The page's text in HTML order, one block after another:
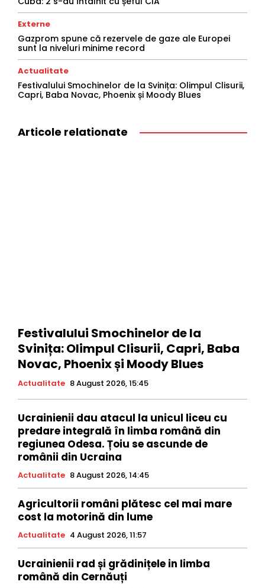
Externe
Gazprom spune că rezervele de gaze ale Europei
sunt la niveluri minime record
Actualitate
Festivalului Smochinelor de la Svinița: Olimpul Clisurii,
Capri, Baba Novac, Phoenix și Moody Blues
Articole relationate
Festivalului Smochinelor de la
Svinița: Olimpul Clisurii, Capri, Baba
Novac, Phoenix și Moody Blues
Actualitate 8 August 2026, 15:45
Ucrainienii dau atacul la unicul liceu cu
predare integrală în limba română din
regiunea Odesa. Țoiu se ascunde de
românii din Ucraina
Actualitate 8 August 2026, 14:45
Agricultorii români plătesc cel mai mare
cost la motorină din lume
Actualitate 4 August 2026, 11:57
Ucrainienii rad și grădinițele in limba
română din Cernăuți